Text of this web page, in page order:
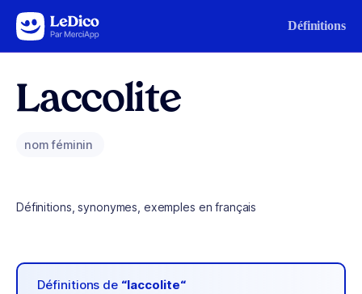
Aller au contenu Définitions
Laccolite
nom féminin
Définitions, synonymes, exemples en français
Définitions de “laccolite“